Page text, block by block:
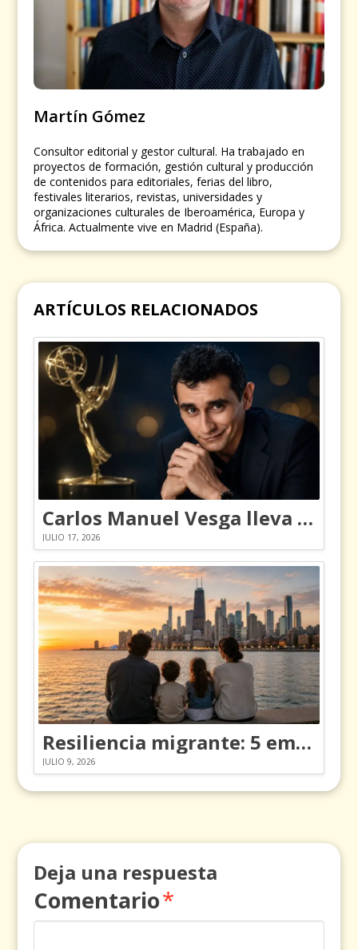
Martín Gómez
Consultor editorial y gestor cultural. Ha trabajado en
proyectos de formación, gestión cultural y producción
de contenidos para editoriales, ferias del libro,
festivales literarios, revistas, universidades y
organizaciones culturales de Iberoamérica, Europa y
África. Actualmente vive en Madrid (España).
ARTÍCULOS RELACIONADOS
Carlos Manuel Vesga lleva el nombre de Colombia a los Emmy
JULIO 17, 2026
Resiliencia migrante: 5 emociones y cómo gestionarlas
JULIO 9, 2026
Deja una respuesta
Comentario*